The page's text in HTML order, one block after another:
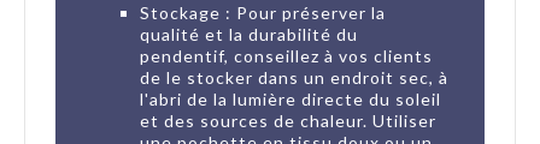
Stockage : Pour préserver la
qualité et la durabilité du
pendentif, conseillez à vos clients
de le stocker dans un endroit sec, à
l'abri de la lumière directe du soleil
et des sources de chaleur. Utiliser